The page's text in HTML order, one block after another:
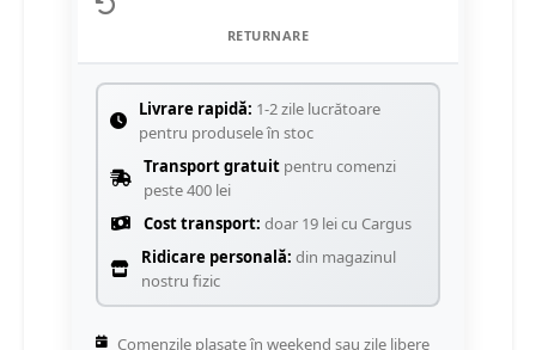
RETURNARE
Livrare rapidă: 1-2 zile lucrătoare
pentru produsele în stoc
Transport gratuit pentru comenzi
peste 400 lei
Cost transport: doar 19 lei cu Cargus
Ridicare personală: din magazinul
nostru fizic
Comenzile plasate în weekend sau zile libere